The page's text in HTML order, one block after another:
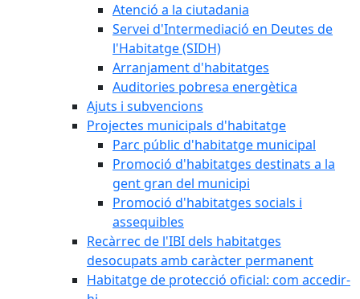
Atenció a la ciutadania
Servei d'Intermediació en Deutes de
l'Habitatge (SIDH)
Arranjament d'habitatges
Auditories pobresa energètica
Ajuts i subvencions
Projectes municipals d'habitatge
Parc públic d'habitatge municipal
Promoció d'habitatges destinats a la
gent gran del municipi
Promoció d'habitatges socials i
assequibles
Recàrrec de l'IBI dels habitatges
desocupats amb caràcter permanent
Habitatge de protecció oficial: com accedir-